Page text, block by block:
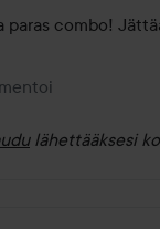
paras combo!
lähettääksesi